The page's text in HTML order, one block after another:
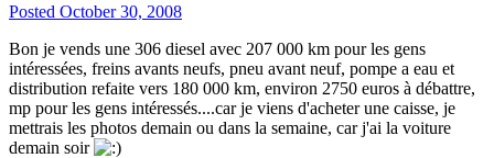
Posted October 30, 2008
Bon je vends une 306 diesel avec 207 000 km pour les gens
intéressées, freins avants neufs, pneu avant neuf, pompe a eau et
distribution refaite vers 180 000 km, environ 2750 euros à débattre,
mp pour les gens intéressés....car je viens d'acheter une caisse, je
mettrais les photos demain ou dans la semaine, car j'ai la voiture
demain soir